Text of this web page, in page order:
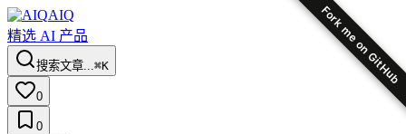
Fork me on GitHub
AIQ
精选 AI 产品
搜索文章...⌘K
0
0